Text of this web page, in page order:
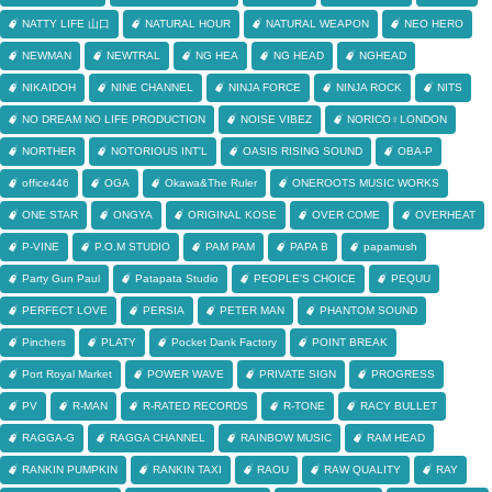
NATTY LIFE 山口 NATURAL HOUR NATURAL WEAPON NEO HERO
NEWMAN NEWTRAL NG HEA NG HEAD NGHEAD
NIKAIDOH NINE CHANNEL NINJA FORCE NINJA ROCK NITS
NO DREAM NO LIFE PRODUCTION NOISE VIBEZ NORICO♀LONDON
NORTHER NOTORIOUS INT'L OASIS RISING SOUND OBA-P
office446 OGA Okawa&The Ruler ONEROOTS MUSIC WORKS
ONE STAR ONGYA ORIGINAL KOSE OVER COME OVERHEAT
P-VINE P.O.M STUDIO PAM PAM PAPA B papamush
Party Gun Paul Patapata Studio PEOPLE'S CHOICE PEQUU
PERFECT LOVE PERSIA PETER MAN PHANTOM SOUND
Pinchers PLATY Pocket Dank Factory POINT BREAK
Port Royal Market POWER WAVE PRIVATE SIGN PROGRESS
PV R-MAN R-RATED RECORDS R-TONE RACY BULLET
RAGGA-G RAGGA CHANNEL RAINBOW MUSIC RAM HEAD
RANKIN PUMPKIN RANKIN TAXI RAOU RAW QUALITY RAY